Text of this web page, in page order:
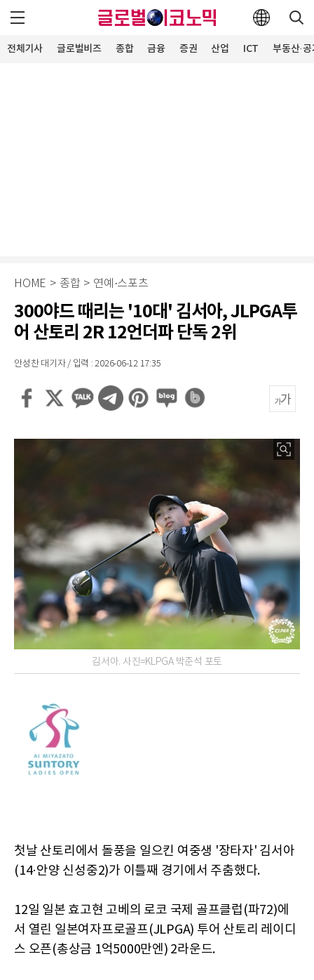
전체기사 글로벌비즈 종합 금융 증권 산업 ICT 부동산·
HOME > 종합 > 연예·스포츠
300야드 때리는 '10대' 김서아, JLPGA투
어 산토리 2R 12언더파 단독 2위
안성찬 대기자 / 입력 : 2026-06-12 17:35
김서아. 사진=KLPGA 박준석 포토
첫날 산토리에서 돌풍을 일으킨 여중생 '장타자' 김서아
(14·안양 신성중2)가 이틀째 경기에서 주춤했다.
12일 일본 효고현 고베의 로코 국제 골프클럽(파72)에
서 열린 일본여자프로골프(JLPGA) 투어 산토리 레이디
스 오픈(총상금 1억5000만엔) 2라운드.